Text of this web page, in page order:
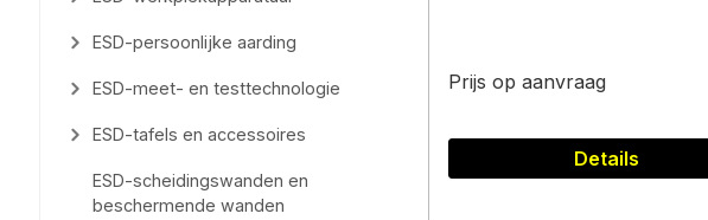
ESD-persoonlijke aarding
ESD-meet- en testtechnologie
ESD-tafels en accessoires
ESD-scheidingswanden en
beschermende wanden
Prijs op aanvraag
Details